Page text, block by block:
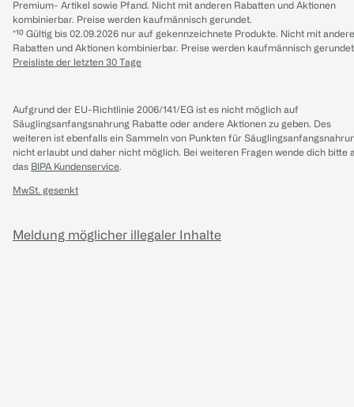
Premium- Artikel sowie Pfand. Nicht mit anderen Rabatten und Aktionen
kombinierbar. Preise werden kaufmännisch gerundet.
*¹⁰ Gültig bis 02.09.2026 nur auf gekennzeichnete Produkte. Nicht mit
Rabatten und Aktionen kombinierbar. Preise werden kaufmännisch
Preisliste der letzten 30 Tage
Aufgrund der EU-Richtlinie 2006/141/EG ist es nicht möglich auf
Säuglingsanfangsnahrung Rabatte oder andere Aktionen zu geben. Des
weiteren ist ebenfalls ein Sammeln von Punkten für
nicht erlaubt und daher nicht möglich. Bei weiteren Fragen wende dich bitte
das BIPA Kundenservice.
MwSt. gesenkt
Meldung möglicher illegaler Inhalte